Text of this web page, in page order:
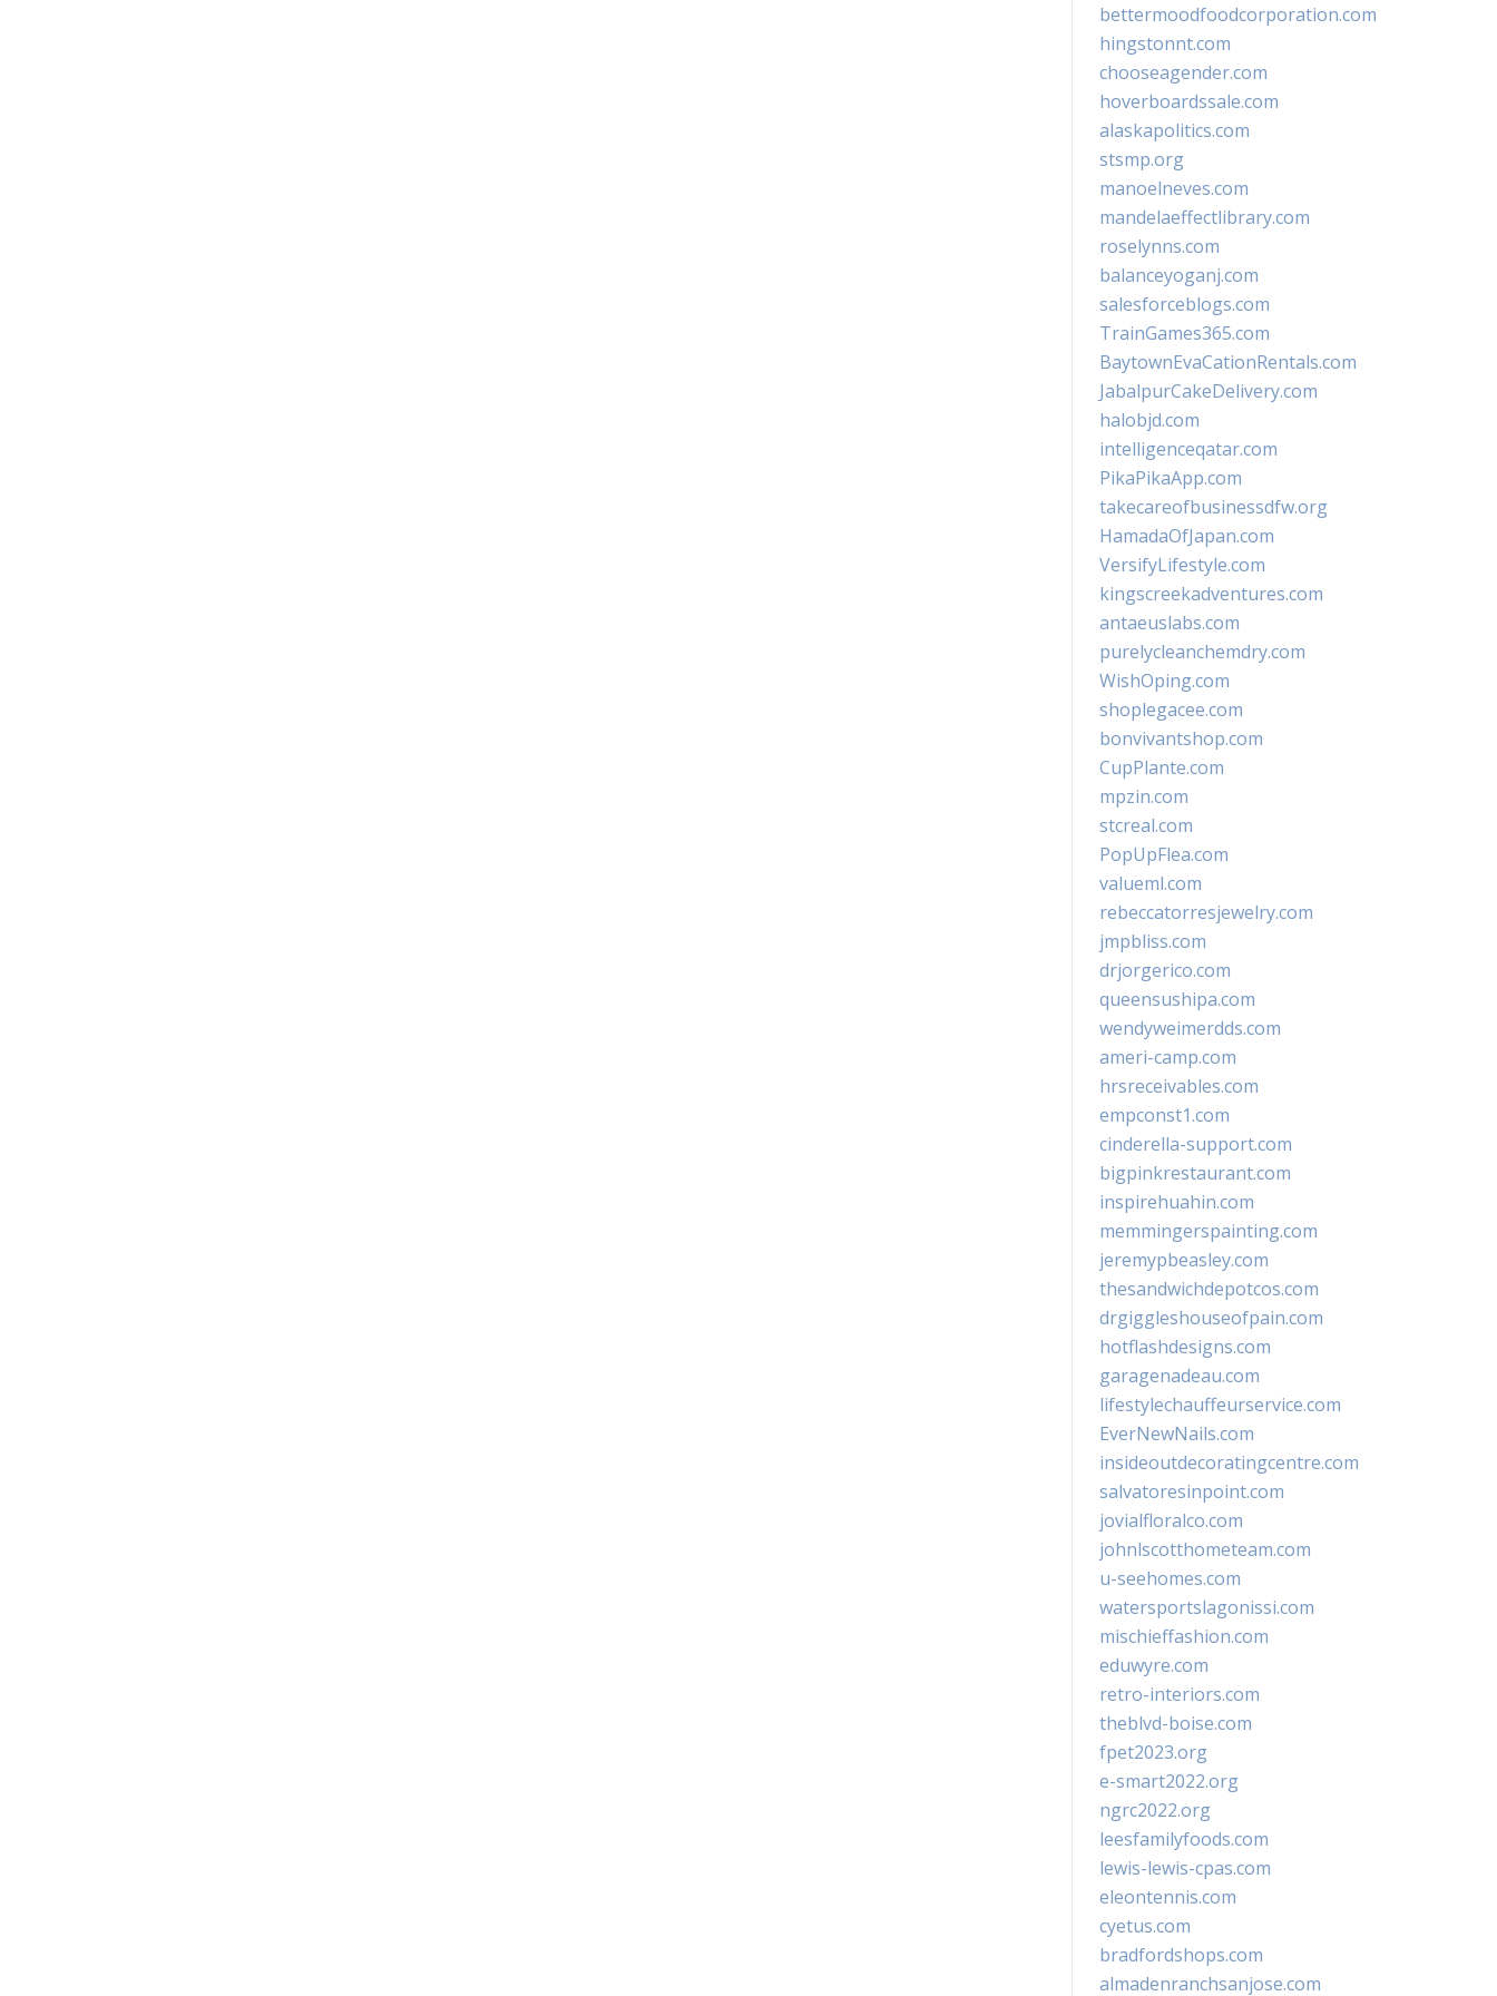
bettermoodfoodcorporation.com
hingstonnt.com
chooseagender.com
hoverboardssale.com
alaskapolitics.com
stsmp.org
manoelneves.com
mandelaeffectlibrary.com
roselynns.com
balanceyoganj.com
salesforceblogs.com
TrainGames365.com
BaytownEvaCationRentals.com
JabalpurCakeDelivery.com
halobjd.com
intelligenceqatar.com
PikaPikaApp.com
takecareofbusinessdfw.org
HamadaOfJapan.com
VersifyLifestyle.com
kingscreekadventures.com
antaeuslabs.com
purelycleanchemdry.com
WishOping.com
shoplegacee.com
bonvivantshop.com
CupPlante.com
mpzin.com
stcreal.com
PopUpFlea.com
valueml.com
rebeccatorresjewelry.com
jmpbliss.com
drjorgerico.com
queensushipa.com
wendyweimerdds.com
ameri-camp.com
hrsreceivables.com
empconst1.com
cinderella-support.com
bigpinkrestaurant.com
inspirehuahin.com
memmingerspainting.com
jeremypbeasley.com
thesandwichdepotcos.com
drgiggleshouseofpain.com
hotflashdesigns.com
garagenadeau.com
lifestylechauffeurservice.com
EverNewNails.com
insideoutdecoratingcentre.com
salvatoresinpoint.com
jovialfloralco.com
johnlscotthometeam.com
u-seehomes.com
watersportslagonissi.com
mischieffashion.com
eduwyre.com
retro-interiors.com
theblvd-boise.com
fpet2023.org
e-smart2022.org
ngrc2022.org
leesfamilyfoods.com
lewis-lewis-cpas.com
eleontennis.com
cyetus.com
bradfordshops.com
almadenranchsanjose.com